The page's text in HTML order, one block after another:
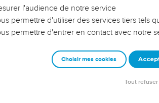
et responsables reviennent sur les
pour avancer avec plus de sagesse afin que
un ministère, une équipe, un groupe ou
l'audience de notre service
permettre d'utiliser des services tiers tels
permettre d'entrer en contact avec notre
Choisir mes cookies
Tout refuser